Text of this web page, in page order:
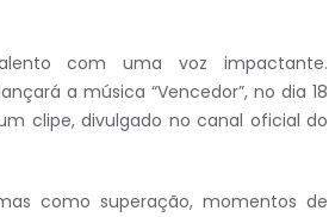
com uma voz impactante.
a música “Vencedor”, no dia 18
clipe, divulgado no canal oficial do
como superação, momentos de